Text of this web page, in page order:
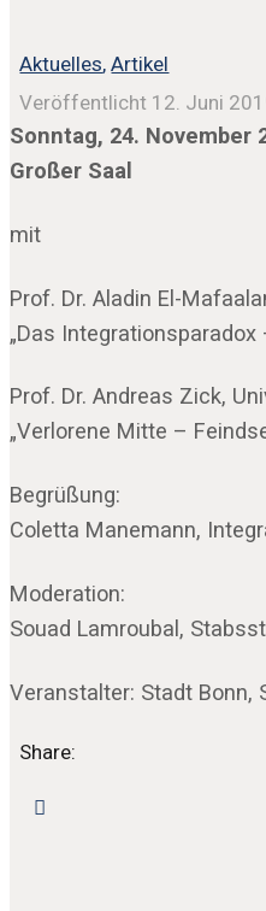
Aktuelles,Artikel
Veröffentlicht 12. Juni
Sonntag, 24. November
Großer Saal
mit
Prof. Dr. Aladin El-
„Das
Prof. Dr. Andreas Zick,
„Verlorene Mitte –
Begrüßung:
Coletta Manemann,
Moderation:
Souad Lamroubal,
Veranstalter: Stadt Bonn,
Share: